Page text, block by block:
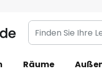
Finden
Sie
Leuchte...
Räume